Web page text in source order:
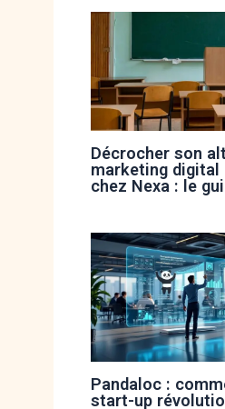
Décrocher son
marketing digital
chez Nexa : le
Pandaloc :
start-up